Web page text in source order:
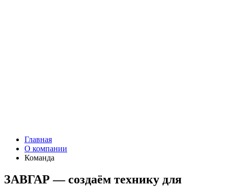
Главная
О компании
Команда
ЗАВГАР — создаём технику для